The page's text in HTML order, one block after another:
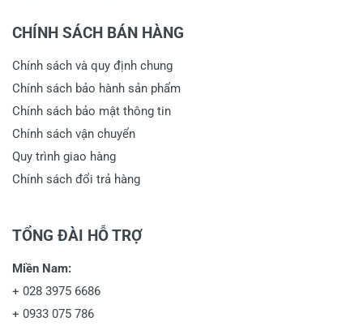
CHÍNH SÁCH BÁN HÀNG
Chính sách và quy định chung
Chính sách bảo hành sản phẩm
Chính sách bảo mật thông tin
Chính sách vận chuyển
Quy trình giao hàng
Chính sách đổi trả hàng
TỔNG ĐÀI HỖ TRỢ
Miền Nam:
+ 028 3975 6686
+ 0933 075 786